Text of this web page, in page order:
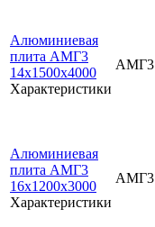
Алюминиевая
плита АМГ3
14х1500х4000
Характеристики
АМГ3
Алюминиевая
плита АМГ3
16х1200х3000
Характеристики
АМГ3